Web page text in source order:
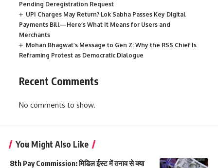
Pending Deregistration Request
UPI Charges May Return? Lok Sabha Passes Key Digital
Payments Bill—Here’s What It Means for Users and
Merchants
Mohan Bhagwat’s Message to Gen Z: Why the RSS Chief Is
Reframing Protest as Democratic Dialogue
Recent Comments
No comments to show.
You Might Also Like
8th Pay Commission: मिडिल ईस्ट में तनाव से क्या